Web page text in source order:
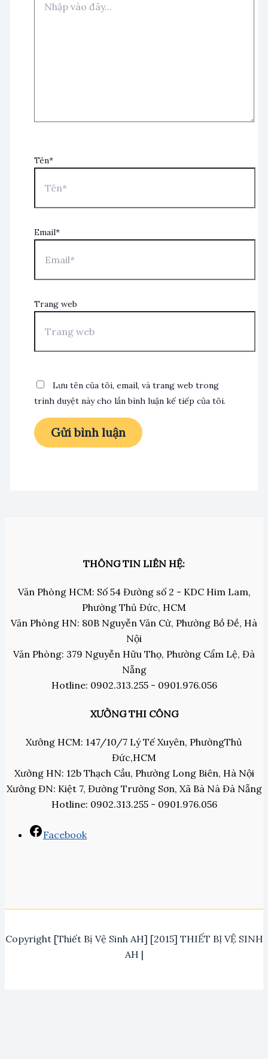
Tên*
Email*
Trang web
Lưu tên của tôi, email, và trang web trong
trình duyệt này cho lần bình luận kế tiếp của tôi.
THÔNG TIN LIÊN HỆ:
Văn Phòng HCM: Số 54 Đường số 2 - KDC Him Lam,
Phường Thủ Đức, HCM
Văn Phòng HN: 80B Nguyễn Văn Cừ, Phường Bồ Đề, Hà
Nội
Văn Phòng: 379 Nguyễn Hữu Thọ, Phường Cẩm Lệ, Đà
Nẵng
Hotline: 0902.313.255 - 0901.976.056
XƯỞNG THI CÔNG
Xưởng HCM: 147/10/7 Lý Tế Xuyên, PhườngThủ
Đức,HCM
Xưởng HN: 12b Thạch Cầu, Phường Long Biên, Hà Nội
Xưởng ĐN: Kiệt 7, Đường Trường Sơn, Xã Bà Nà Đà Nẵng
Hotline: 0902.313.255 - 0901.976.056
Facebook
Copyright [Thiết Bị Vệ Sinh AH] [2015] THIẾT BỊ VỆ SINH
AH |